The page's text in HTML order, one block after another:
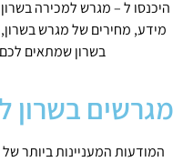
היכנסו ל – מגרש למכירה
מידע, מחירים של מגרש
בשרון שמתאים
מגרשים בשרון
המודעות המעניינות ביותר